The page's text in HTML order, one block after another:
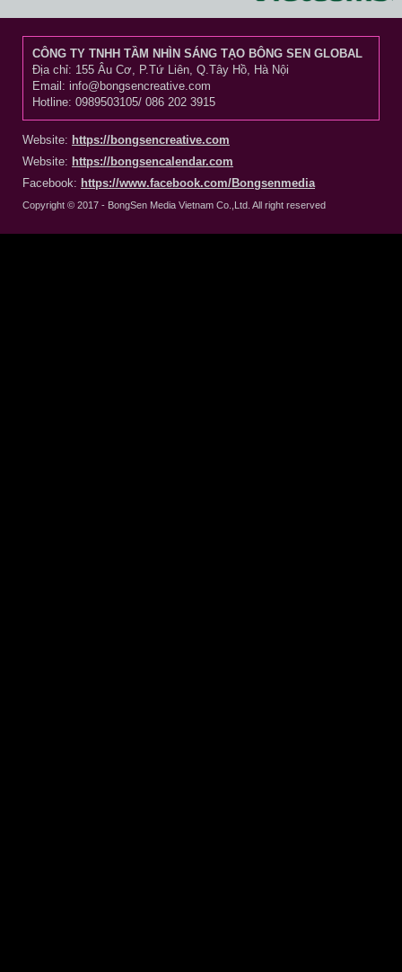
CÔNG TY TNHH TẦM NHÌN SÁNG TẠO BÔNG SEN GLOBAL
Địa chỉ: 155 Âu Cơ, P.Tứ Liên, Q.Tây Hồ, Hà Nội
Email: info@bongsencreative.com
Hotline: 0989503105/ 086 202 3915
Website: https://bongsencreative.com
Website: https://bongsencalendar.com
Facebook: https://www.facebook.com/Bongsenmedia
Copyright © 2017 - BongSen Media Vietnam Co.,Ltd. All right reserved